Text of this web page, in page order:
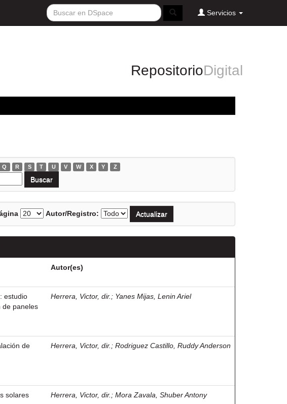
Servicios
RepositorioDigital
Q R S T U V W X Y Z
Autor/Registro:
Autor(es)
estudio
de paneles
Herrera, Victor, dir. ; Yanes Mijas, Lenin Ariel
de
Herrera, Victor, dir. ; Rodriguez Castillo, Ruddy Anderson
solares
Herrera, Victor, dir. ; Mora Zavala, Shuber Antony